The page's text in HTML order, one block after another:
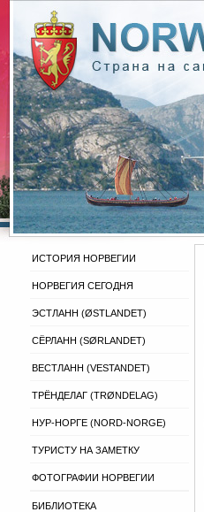
ИСТОРИЯ НОРВЕГИИ
НОРВЕГИЯ СЕГОДНЯ
ЭСТЛАНН (ØSTLANDET)
СЁРЛАНН (SØRLANDET)
ВЕСТЛАНН (VESTANDET)
ТРЁНДЕЛАГ (TRØNDELAG)
НУР-НОРГЕ (NORD-NORGE)
ТУРИСТУ НА ЗАМЕТКУ
ФОТОГРАФИИ НОРВЕГИИ
БИБЛИОТЕКА